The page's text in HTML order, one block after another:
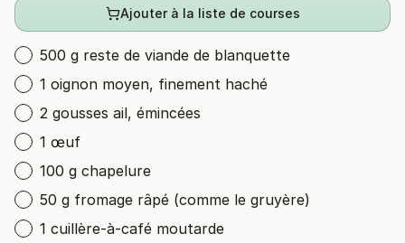
Ajouter à la liste de courses
500 g reste de viande de blanquette
1 oignon moyen, finement haché
2 gousses ail, émincées
1 œuf
100 g chapelure
50 g fromage râpé (comme le gruyère)
1 cuillère-à-café moutarde